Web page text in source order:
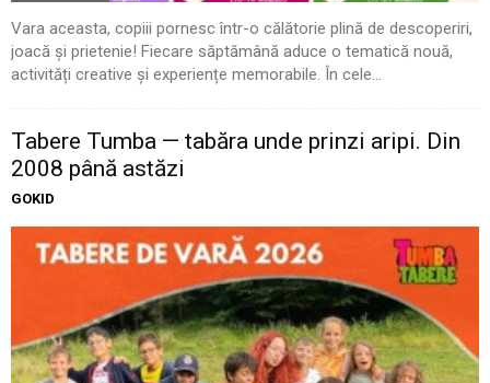
Vara aceasta, copiii pornesc într-o călătorie plină de descoperiri,
joacă și prietenie! Fiecare săptămână aduce o tematică nouă,
activități creative și experiențe memorabile. În cele...
Tabere Tumba — tabăra unde prinzi aripi. Din
2008 până astăzi
GOKID